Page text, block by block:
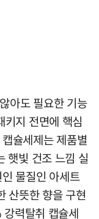
아도 필요한 기능
지 전면에 핵심
슐세제는 제품별
햇빛 건조 느낌 실
물질인 아세트
산뜻한 향을 구현
력탈취 캡슐세